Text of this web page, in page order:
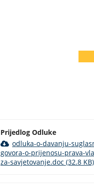
Prijedlog Odluke
odluka-o-davanju-
govora-o-prijenosu-prava-
za-savjetovanje.doc (32.8 KB)